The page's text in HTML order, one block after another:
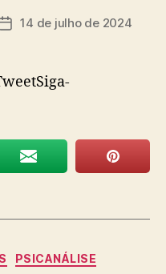
Data14 de julho de 2024
PSICANÁLISE